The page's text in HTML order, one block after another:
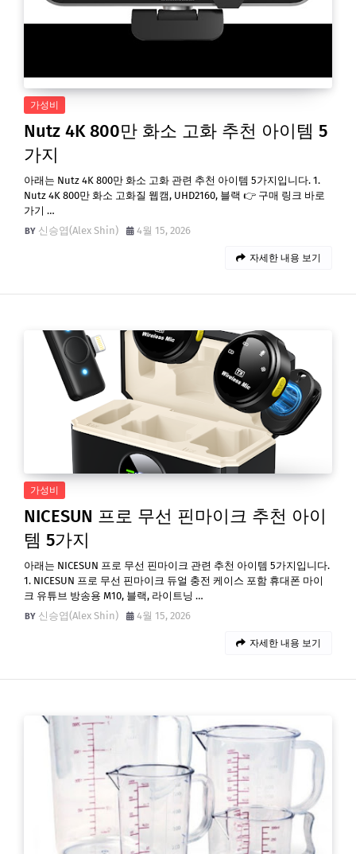
가성비
Nutz 4K 800만 화소 고화 추천 아이템 5
가지
아래는 Nutz 4K 800만 화소 고화 관련 추천 아이템 5가지입니다. 1.
Nutz 4K 800만 화소 고화질 웹캠, UHD2160, 블랙 👉 구매 링크 바로
가기 …
신승엽(Alex Shin)
4월 15, 2026
자세한 내용 보기
가성비
NICESUN 프로 무선 핀마이크 추천 아이
템 5가지
아래는 NICESUN 프로 무선 핀마이크 관련 추천 아이템 5가지입니다.
1. NICESUN 프로 무선 핀마이크 듀얼 충전 케이스 포함 휴대폰 마이
크 유튜브 방송용 M10, 블랙, 라이트닝 …
신승엽(Alex Shin)
4월 15, 2026
자세한 내용 보기